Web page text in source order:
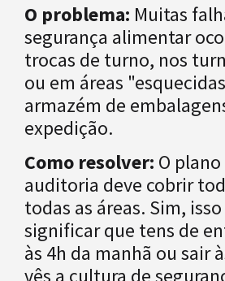
O problema: Muitas
segurança alimentar
trocas de turno, nos
ou em áreas
armazém de
expedição.
Como resolver: O
auditoria deve cobrir
todas as áreas. Sim,
significar que tens de
às 4h da manhã ou sair